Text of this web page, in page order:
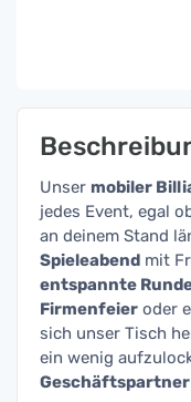
Unser mobiler
jedes Event, egal
an deinem Stand
Spieleabend mit
entspannte
Firmenfeier oder
sich unser Tisch
ein wenig
Geschäftspartner